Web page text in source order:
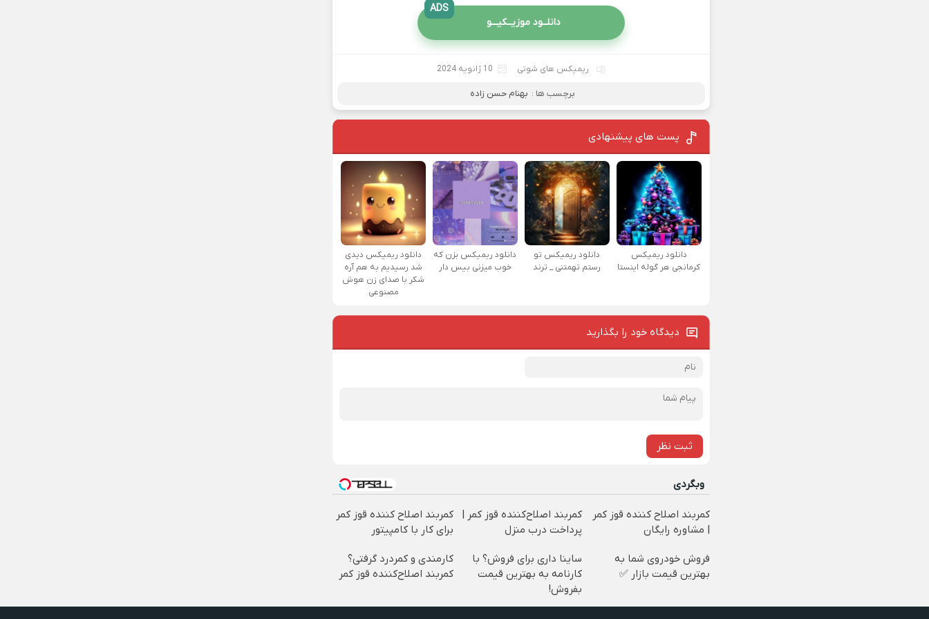
دانلــود موزیــکیـــو
ADS
ریمیکس های شوتی 10 ژانویه 2024
برچسب ها : بهنام حسن زاده
پست های پیشنهادی
دانلود ریمیکس
کرمانجی هر گوله اینستا
دانلود ریمیکس تو
رستم تهمتنی _ ترند
دانلود ریمیکس بزن که
خوب میزنی بیس دار
دانلود ریمیکس دیدی
شد رسیدیم به هم آره
شکر با صدای زن هوش
مصنوعی
دیدگاه خود را بگذارید
ثبت نظر
وبگردی
کمربند اصلاح کننده قوز کمر
| مشاوره رایگان
کمربند اصلاح‌کننده قوز کمر |
پرداخت درب منزل
کمربند اصلاح کننده قوز کمر
برای کار با کامپیتور
فروش خودروی شما به
بهترین قیمت بازار ✅
ساینا داری برای فروش؟ با
کارنامه به بهترین قیمت
بفروش!
کارمندی و کمردرد گرفتی؟
کمربند اصلاح‌کننده قوز کمر